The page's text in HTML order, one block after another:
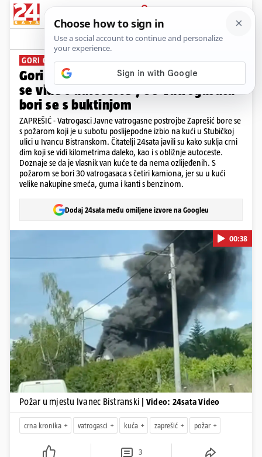
PRIJAVA
News Komentari
GORI GOMILA SMEĆA
Gori kuća kraj Zaprešića: 'Vatra i dim
se vide s autoceste'; 30 vatrogasaca
bori se s buktinjom
ZAPREŠIĆ - Vatrogasci Javne vatrogasne postrojbe Zaprešić bore se
s požarom koji je u subotu poslijepodne izbio na kući u Stubičkoj
ulici u Ivancu Bistranskom. Čitatelji 24sata javili su kako suklja crni
dim koji se vidi kilometrima daleko, kao i s obližnje autoceste.
Doznaje se da je vlasnik van kuće te da nema ozlijeđenih. S
požarom se bori 30 vatrogasaca s četiri kamiona, jer su u kući
velike nakupine smeća, guma i kanti s benzinom.
Dodaj 24sata među omiljene izvore na Googleu
Pokretanje videa...
00:38
Požar u mjestu Ivanec Bistranski | Video: 24sata Video
crna kronika vatrogasci kuća zaprešić požar
3